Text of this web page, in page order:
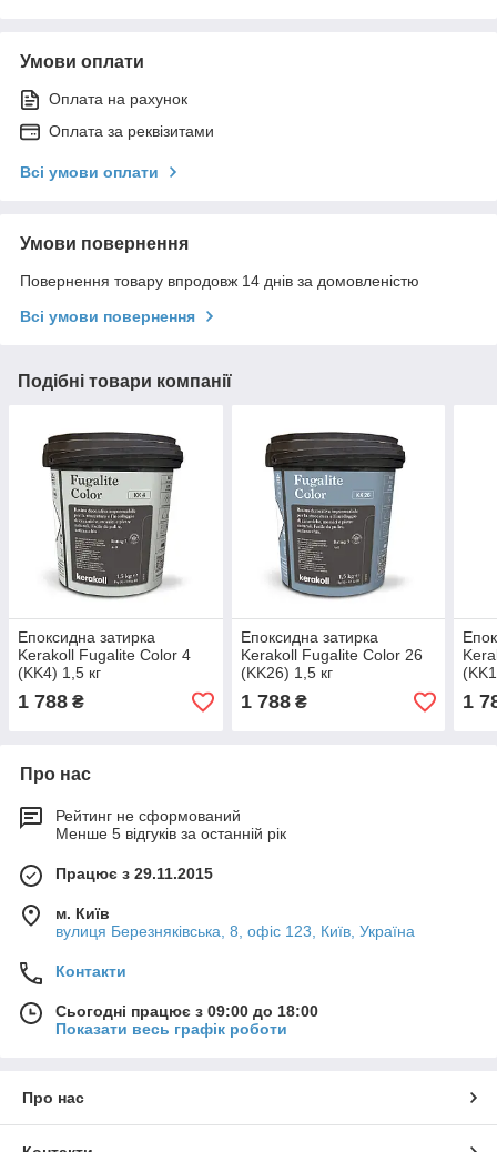
Умови оплати
Оплата на рахунок
Оплата за реквізитами
Всі умови оплати
Умови повернення
Повернення товару впродовж 14 днів за домовленістю
Всі умови повернення
Подібні товари компанії
Епоксидна затирка
Kerakoll Fugalite Color 4
(KK4) 1,5 кг
1 788 ₴
Епоксидна затирка
Kerakoll Fugalite Color 26
(KK26) 1,5 кг
1 788₴ 1
Про нас
Рейтинг не сформований
Менше 5 відгуків за останній рік
Працює з 29.11.2015
м. Київ
вулиця Березняківська, 8, офіс 123, Київ, Україна
Контакти
Сьогодні працює з 09:00 до 18:00
Показати весь графік роботи
Про нас